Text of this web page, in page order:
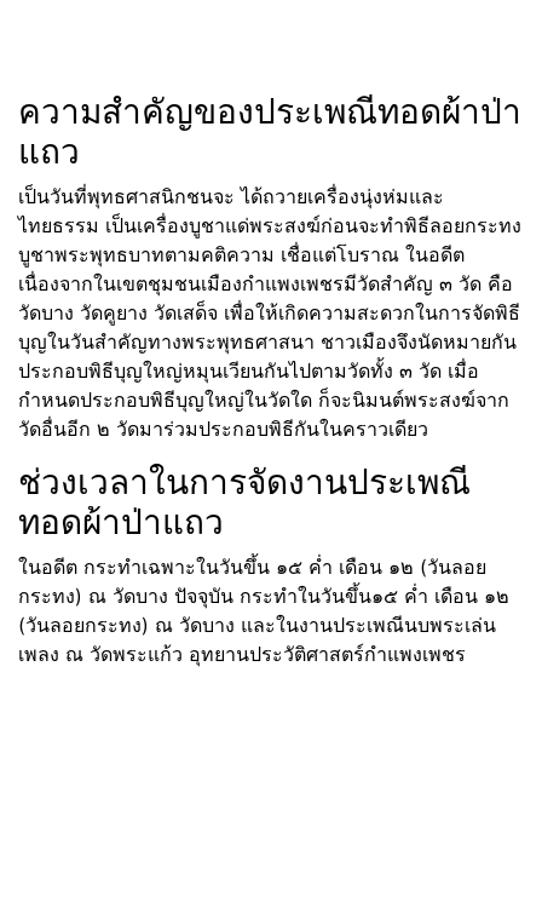
ความสำคัญของประเพณีทอดผ้าป่า
แถว
เป็นวันที่พุทธศาสนิกชนจะ ได้ถวายเครื่องนุ่งห่มและ
ไทยธรรม เป็นเครื่องบูชาแด่พระสงฆ์ก่อนจะทำพิธีลอยกระทง
บูชาพระพุทธบาทตามคติความ เชื่อแต่โบราณ ในอดีต
เนื่องจากในเขตชุมชนเมืองกำแพงเพชรมีวัดสำคัญ ๓ วัด คือ
วัดบาง วัดคูยาง วัดเสด็จ เพื่อให้เกิดความสะดวกในการจัดพิธี
บุญในวันสำคัญทางพระพุทธศาสนา ชาวเมืองจึงนัดหมายกัน
ประกอบพิธีบุญใหญ่หมุนเวียนกันไปตามวัดทั้ง ๓ วัด เมื่อ
กำหนดประกอบพิธีบุญใหญ่ในวัดใด ก็จะนิมนต์พระสงฆ์จาก
วัดอื่นอีก ๒ วัดมาร่วมประกอบพิธีกันในคราวเดียว
ช่วงเวลาในการจัดงานประเพณี
ทอดผ้าป่าแถว
ในอดีต กระทำเฉพาะในวันขึ้น ๑๕ ค่ำ เดือน ๑๒ (วันลอย
กระทง) ณ วัดบาง ปัจจุบัน กระทำในวันขึ้น๑๕ ค่ำ เดือน ๑๒
(วันลอยกระทง) ณ วัดบาง และในงานประเพณีนบพระเล่น
เพลง ณ วัดพระแก้ว อุทยานประวัติศาสตร์กำแพงเพชร